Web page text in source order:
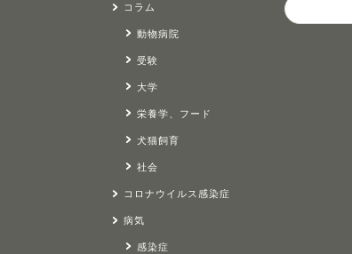
コラム
動物病院
受験
大学
栄養学、フード
犬猫飼育
社会
コロナウイルス感染症
病気
感染症